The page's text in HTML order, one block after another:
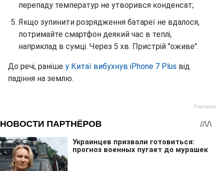
перепаду температур не утворився конденсат;
Якщо зупинити розрядження батареї не вдалося,
потримайте смартфон деякий час в теплі,
наприклад в сумці. Через 5 хв. Пристрій "оживе".
До речі, раніше у Китаї вибухнув iPhone 7 Plus від
падіння на землю.